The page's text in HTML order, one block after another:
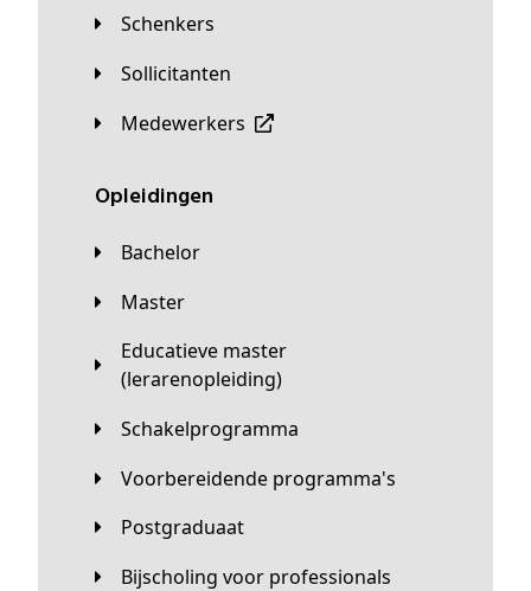
Schenkers
Sollicitanten
Medewerkers
Opleidingen
Bachelor
Master
Educatieve master
(lerarenopleiding)
Schakelprogramma
Voorbereidende programma's
Postgraduaat
Bijscholing voor professionals